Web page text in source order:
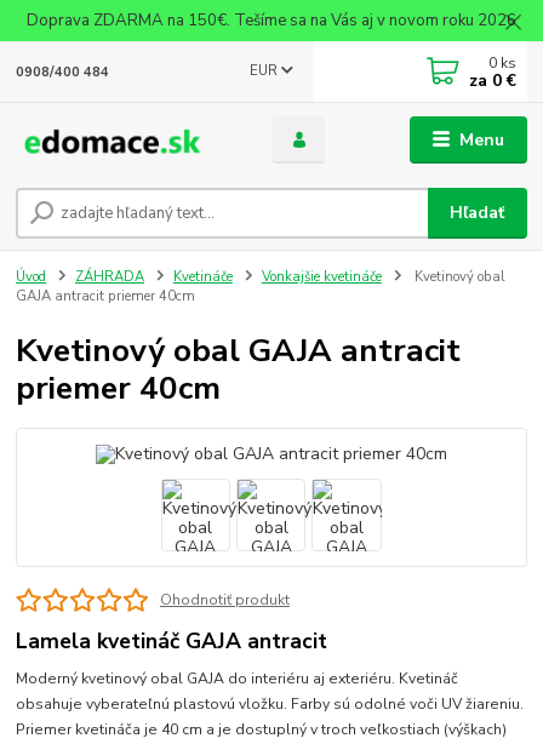
Doprava ZDARMA na 150€. Tešíme sa na Vás aj v novom roku 2026
Menu
EUR
Hľadať
0908/400 484 0 ks
za 0 €
Úvod ZÁHRADA Kvetináče Vonkajšie kvetináče
Kvetinový obal
GAJA antracit priemer 40cm
Kvetinový obal GAJA antracit
priemer 40cm
Ohodnotiť produkt
Lamela kvetináč GAJA antracit
Moderný kvetinový obal GAJA do interiéru aj exteriéru. Kvetináč
obsahuje vyberateľnú plastovú vložku. Farby sú odolné voči UV žiareniu.
Priemer kvetináča je 40 cm a je dostuplný v troch veľkostiach (výškach)